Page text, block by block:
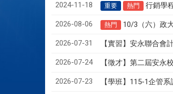
2024-11-18 重要 熱門 行銷學
2026-08-06 熱門 10/3（六）政
2026-07-31 【實習】安永聯合會
2026-07-24 【徵才】第二屆安永
2026-07-23 【學班】115-1企管